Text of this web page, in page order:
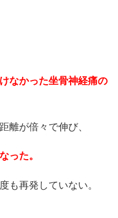
なかった坐骨神経痛の
離が倍々で伸び、
った。
も再発していない。